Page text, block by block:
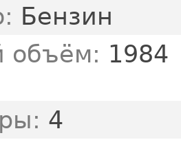
Бензин
объём: 1984
4